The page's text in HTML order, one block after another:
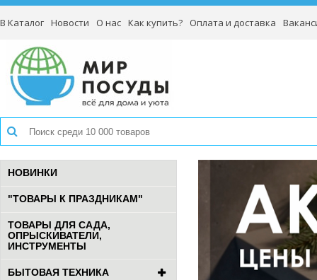
В Каталог Новости О нас Как купить? Оплата и доставка
НОВИНКИ
"ТОВАРЫ К ПРАЗДНИКАМ"
ТОВАРЫ ДЛЯ САДА,
ОПРЫСКИВАТЕЛИ,
ИНСТРУМЕНТЫ
БЫТОВАЯ ТЕХНИКА